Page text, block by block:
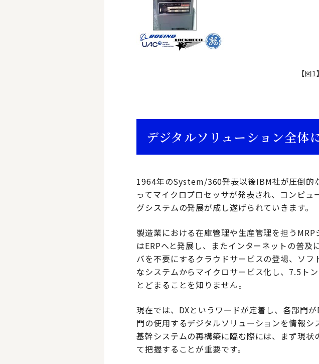
【図
デジタルソリューション全体
1964年のSystem/360発表以後IBM社が圧倒的
ってマイクロプロセッサが発表され、コンピ
グシステムの発展が成し遂げられていきます。
製造業における在庫管理や生産管理を担う
はERPへと発展し、またインターネットの普
バを不要にするクラウドサービスの登場、ソ
なシステムからマイクロサービス化し、7.5ト
とどまることを知りません。
現在では、DXというワードが定着し、各部門
門の使用するデジタルソリューションを情報シ
基幹システムの再構築に臨む際には、まず現
て把握することが重要です。